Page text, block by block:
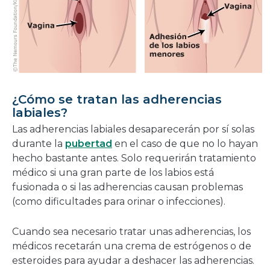
¿Cómo se tratan las adherencias
labiales?
Las adherencias labiales desaparecerán por sí solas
durante la pubertad en el caso de que no lo hayan
hecho bastante antes. Solo requerirán tratamiento
médico si una gran parte de los labios está
fusionada o si las adherencias causan problemas
(como dificultades para orinar o infecciones).
Cuando sea necesario tratar unas adherencias, los
médicos recetarán una crema de estrógenos o de
esteroides para ayudar a deshacer las adherencias.